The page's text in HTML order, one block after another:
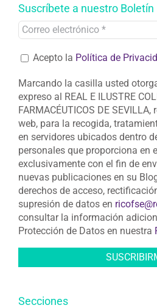
Suscríbete a nuestro Boletín
Acepto la Política de
Marcando la casilla usted
expreso al REAL E ILUSTRE
FARMACÉUTICOS DE
web, para la recogida,
en servidores ubicados dentro
personales que proporciona en
exclusivamente con el fin de
nuevas publicaciones en su
derechos de acceso,
supresión de datos en
consultar la información
Protección de Datos en nuestra
Secciones